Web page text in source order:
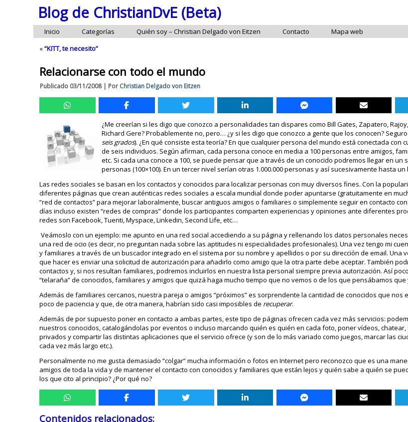
Blog de ChristianDvE (Beta)
Inicio Categorías Quién soy – Christian Delgado von Eitzen Contacto
Mapa web
«“KITT, te necesito”
Relacionarse con todo el mundo
Publicado 03/11/2008| Por Christian Delgado von Eitzen
¿Me creerían si les digo que conozco a personalidades tan dispares como Bill Gates, Zapatero,
Richard Gere? Probablemente no, pero… ¿y si les digo que conozco a gente que los conocen?
seis grados). ¿En qué consiste esta teoría? En que cualquier persona del mundo está conectada con
de seis individuos. Según afirman, cada persona conoce en media a 100 personas entre amigos,
etc. Si cada una conoce a 100, se puede pensar que a través de un conocido podremos llegar en un
personas (100×100). En un tercer nivel serían otras 1.000.000 personas y así sucesivamente hasta
Las redes sociales se basan en los contactos y conocidos para localizar personas con muy diversos fines. Con la
diferentes páginas que crean auténticas redes sociales a escala mundial donde poder apuntarse (gratuitamente en
“red de contactos” para mejorar laboralmente, buscar antiguos amigos o familiares o simplemente seguir en contacto
días incluso existen “redes de compras” donde los participantes comparten experiencias y opiniones ante diferentes
redes son Facebook, Tuenti, Myspace, Linkedin, Second Life, etc…
Veámoslo con un ejemplo: me apunto en una red social accediendo a su página y rellenando los datos personales
una red de ocio (es decir, no preguntan nada sobre las aptitudes ni especialidades profesionales). Una vez tengo mi
y familiares a través de un buscador integrado en el sistema por su nombre y apellidos o por su dirección de email. Una
que hacer es enviar una solicitud de autorización para añadirlo como amigo que la otra parte debe aceptar. También
contactos y, si nos resultan familiares, podremos incluirlos en nuestra lista personal siempre previa autorización. Así
“telaraña” de conocidos, familiares y amigos que quizá haga mucho tiempo que no vemos o de los que pensábamos
Además de familiares cercanos, nuestra pareja o amigos “próximos” es sorprendente la cantidad de conocidos que nos
poco de paciencia y que, de otra manera, habrían sido casi imposibles de recuperar.
Además de por supuesto poner en contacto a ambas partes, este tipo de páginas ofrecen cada vez más servicios:
nuestros conocidos, catalogándolas por eventos o incluso marcando quién es quién en cada foto, poner vídeos,
privados y compartir las distintas aplicaciones que el servicio ofrece (y son de lo más variado como juegos, marcar las
cada vez más largo etc.).
Personalmente no me gusta demasiado “colgar” mucha información o fotos en Internet pero reconozco que es una
amigos de toda la vida y de mantener el contacto con conocidos y familiares que están lejos y quién sabe a quién se
los que cito al principio? ¿Por qué no?
Contenidos relacionados: